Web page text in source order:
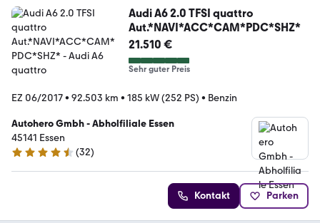
Audi A6 2.0 TFSI quattro
Aut.*NAVI*ACC*CAM*PDC*SHZ*
21.510 €
Sehr guter Preis
EZ 06/2017• 92.503 km • 185 kW (252 PS) • Benzin
Autohero Gmbh - Abholfiliale Essen
45141 Essen
4.7 Sterne
(32)
Kontakt Parken